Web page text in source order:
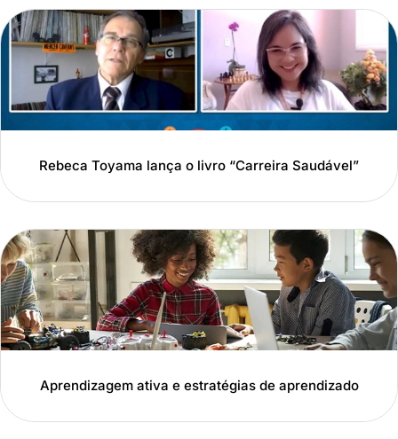
Rebeca Toyama lança o livro “Carreira Saudável”
Aprendizagem ativa e estratégias de aprendizado